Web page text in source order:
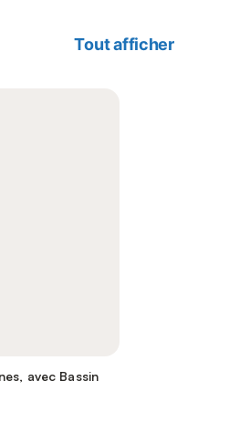
Tout afficher
avec Bassin